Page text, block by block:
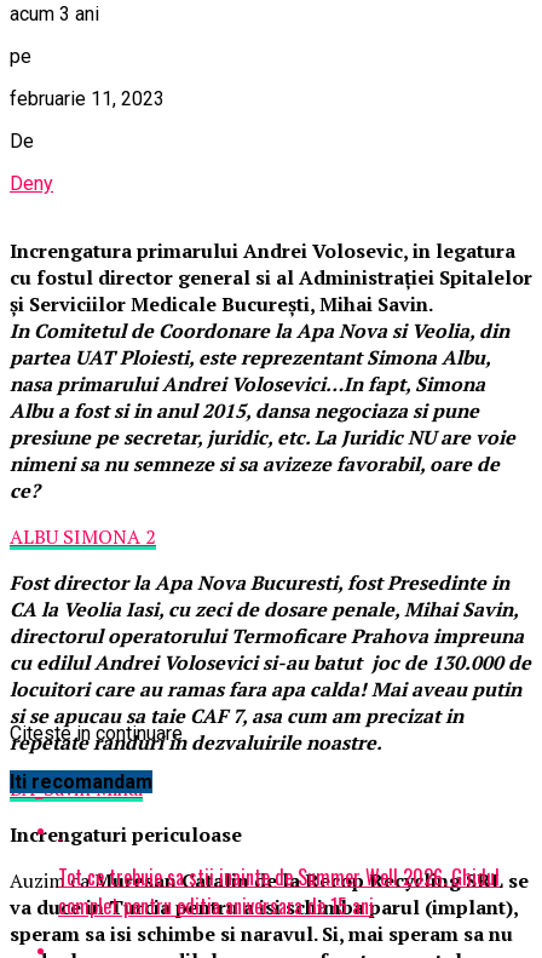
acum 3 ani
pe
februarie 11, 2023
De
Deny
Increngatura primarului Andrei Volosevic, in legatura
cu fostul director general si al Administraţiei Spitalelor
şi Serviciilor Medicale Bucureşti, Mihai Savin.
In Comitetul de Coordonare la Apa Nova si Veolia, din
partea UAT Ploiesti, este reprezentant Simona Albu,
nasa primarului Andrei Volosevici…In fapt, Simona
Albu a fost si in anul 2015, dansa negociaza si pune
presiune pe secretar, juridic, etc. La Juridic NU are voie
nimeni sa nu semneze si sa avizeze favorabil, oare de
ce?
ALBU SIMONA 2
Fost director la Apa Nova Bucuresti, fost Presedinte in
CA la Veolia Iasi, cu zeci de dosare penale, Mihai Savin,
directorul operatorului Termoficare Prahova impreuna
cu edilul Andrei Volosevici si-au batut joc de 130.000 de
locuitori care au ramas fara apa calda! Mai aveau putin
si se apucau sa taie CAF 7, asa cum am precizat in
repetate randuri in dezvaluirile noastre.
DA_Savin Mihai
Increngaturi periculoase
Auzim caMuresan Catalin de la Recop Recycling SRL se
va duce in Turcia pentru a isi schimba parul (implant),
speram sa isi schimbe si naravul. Si, mai speram sa nu
Citeste in continuare
Iti recomandam
Tot ce trebuie sa stii inainte de Summer Well 2026. Ghidul
complet pentru editia aniversara de 15 ani